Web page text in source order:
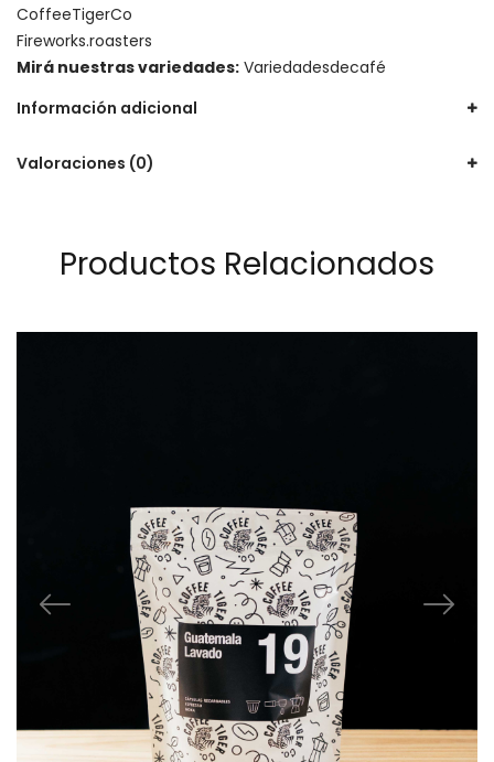
CoffeeTigerCo
Fireworks.roasters
Mirá nuestras variedades: Variedadesdecafé
Información adicional
Valoraciones (0)
Productos Relacionados